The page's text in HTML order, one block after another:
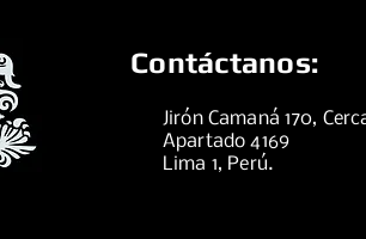
Contáctanos:
Jirón Camaná 170,
Apartado 4169
Lima 1, Perú.